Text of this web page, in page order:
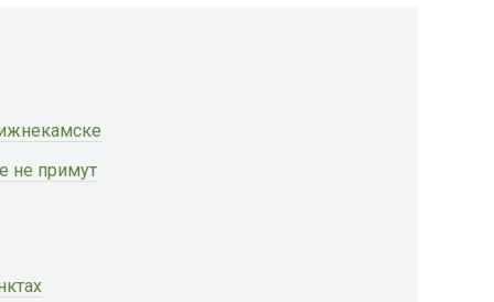
не примут